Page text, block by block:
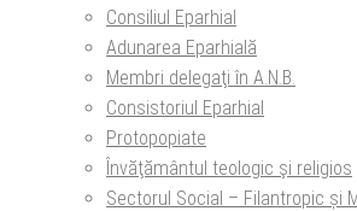
Consiliul Eparhial
Adunarea Eparhială
Membri delegaţi în A.N.B.
Consistoriul Eparhial
Protopopiate
Învăţământul teologic şi religios
Sectorul Social – Filantropic și